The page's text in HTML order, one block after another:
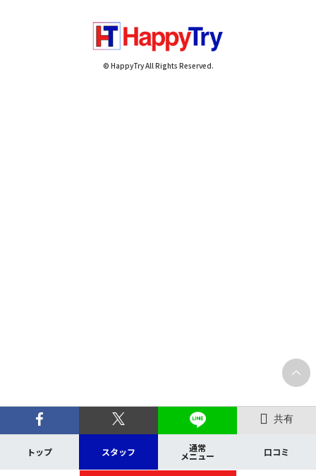
共有
トップ スタッフ 通常
メニュー 口コミ
© HappyTry All Rights Reserved.